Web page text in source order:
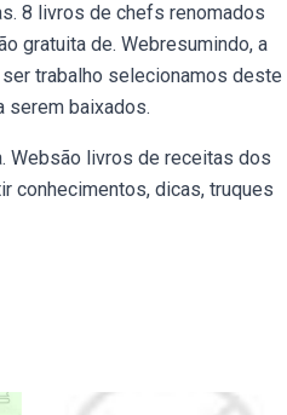
8 livros de chefs renomados
gratuita de. Webresumindo, a
trabalho selecionamos deste
serem baixados.
Websão livros de receitas dos
conhecimentos, dicas, truques